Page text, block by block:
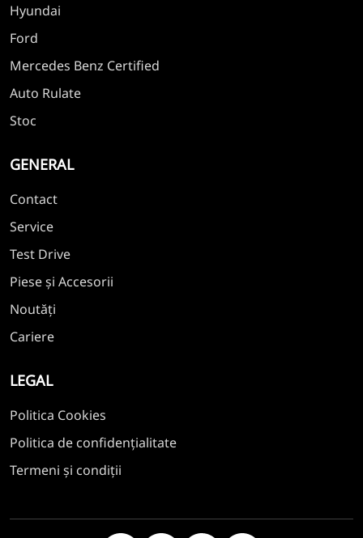
Hyundai
Ford
Mercedes Benz Certified
Auto Rulate
Stoc
GENERAL
Contact
Service
Test Drive
Piese și Accesorii
Noutăți
Cariere
LEGAL
Politica Cookies
Politica de confidențialitate
Termeni și condiții